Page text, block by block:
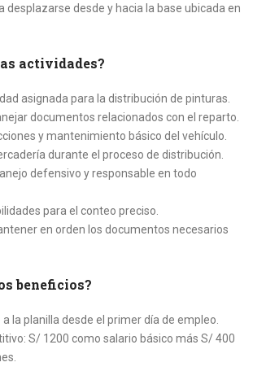
desplazarse desde y hacia la base ubicada en
actividades?
asignada para la distribución de pinturas.
documentos relacionados con el reparto.
y mantenimiento básico del vehículo.
durante el proceso de distribución.
defensivo y responsable en todo
para el conteo preciso.
en orden los documentos necesarios
beneficios?
la planilla desde el primer día de empleo.
S/ 1200 como salario básico más S/ 400